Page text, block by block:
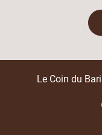
Le Coin du